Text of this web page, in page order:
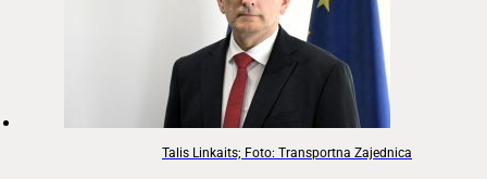
Talis Linkaits; Foto: Transportna Zajednica